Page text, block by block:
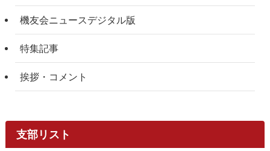
機友会ニュースデジタル版
特集記事
挨拶・コメント
支部リスト